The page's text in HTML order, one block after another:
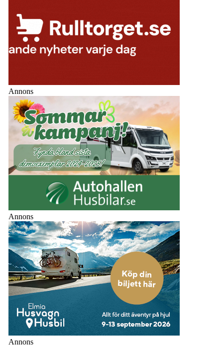
Annons
Annons
Annons